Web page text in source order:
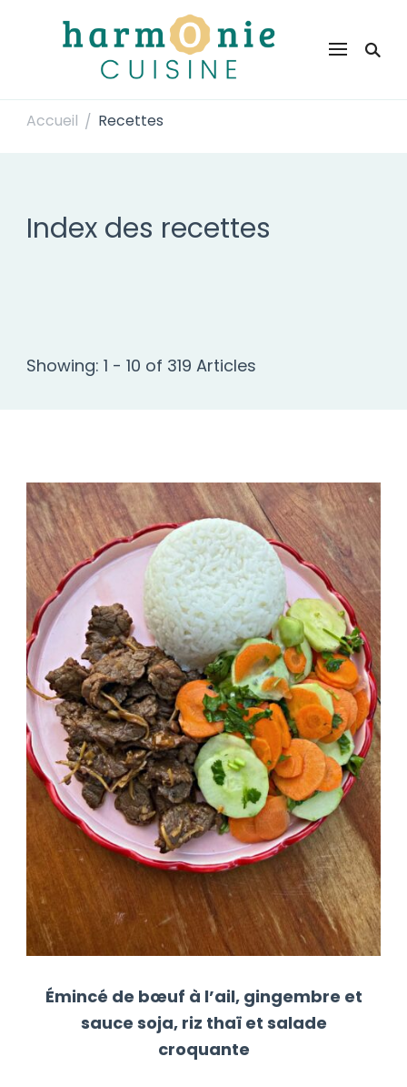
Harmonie Cuisine
Accueil / Recettes
Index des recettes
Showing: 1 - 10 of 319 Articles
Émincé de bœuf à l’ail, gingembre et
sauce soja, riz thaï et salade
croquante